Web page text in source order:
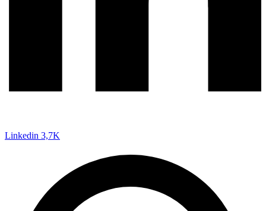
Linkedin 3,7K